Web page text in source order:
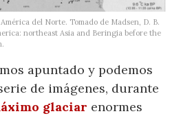
del Norte. Tomado de Madsen, D. B.
northeast Asia and Beringia before the
apuntado y podemos
de imágenes, durante
glaciar enormes